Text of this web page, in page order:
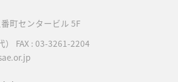
町センタービル 5F
） FAX : 03-3261-2204